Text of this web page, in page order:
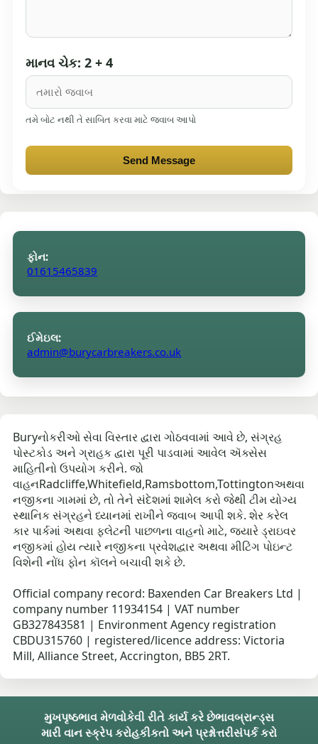
માનવ ચેક: 2 + 4
તમે બોટ નથી તે સાબિત કરવા માટે જવાબ આપો
Send Message
ફોન:
01615465839
ઈમેઇલ:
admin@burycarbreakers.co.uk
Buryનોકરીઓ સેવા વિસ્તાર દ્વારા ગોઠવવામાં આવે છે, સંગ્રહ
પોસ્ટકોડ અને ગ્રાહક દ્વારા પૂરી પાડવામાં આવેલ ઍક્સેસ
માહિતીનો ઉપયોગ કરીને. જો
વાહનRadcliffe,Whitefield,Ramsbottom,Tottingtonઅથવા
નજીકના ગામમાં છે, તો તેને સંદેશમાં શામેલ કરો જેથી ટીમ યોગ્ય
સ્થાનિક સંગ્રહને ધ્યાનમાં રાખીને જવાબ આપી શકે. શેર કરેલ
કાર પાર્કમાં અથવા ફ્લેટની પાછળના વાહનો માટે, જ્યારે ડ્રાઇવર
નજીકમાં હોય ત્યારે નજીકના પ્રવેશદ્વાર અથવા મીટિંગ પોઇન્ટ
વિશેની નોંધ ફોન કૉલને બચાવી શકે છે.
Official company record: Baxenden Car Breakers Ltd |
company number 11934154 | VAT number
GB327843581 | Environment Agency registration
CBDU315760 | registered/licence address: Victoria
Mill, Alliance Street, Accrington, BB5 2RT.
મુખપૃષ્ઠભાવ મેળવોકેવી રીતે કાર્ય કરે છેભાવબ્રાન્ડ્સ
મારી વાન સ્ક્રેપ કરોહકીકતો અને પ્રશ્નોત્તરીસંપર્ક કરો